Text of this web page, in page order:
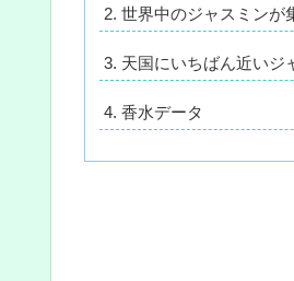
世界中のジャスミンが
天国にいちばん近いジ
香水データ